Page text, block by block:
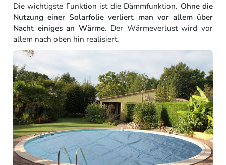
Die wichtigste Funktion ist die Dämmfunktion. Ohne die
Nutzung einer Solarfolie verliert man vor allem über
Nacht einiges an Wärme. Der Wärmeverlust wird vor
allem nach oben hin realisiert.